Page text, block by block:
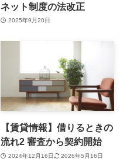
ネット制度の法改正
2025年9月20日
【賃貸情報】借りるときの
流れ2 審査から契約開始
2024年12月16日 2026年5月16日